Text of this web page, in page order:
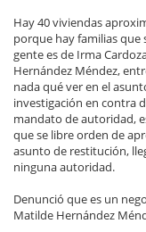
Hay 40 viviendas
porque hay familias que
gente es de Irma
Hernández Méndez,
nada qué ver en el
investigación en contra
mandato de autoridad,
que se libre orden de
asunto de restitución,
ninguna autoridad.
Denunció que es un
Matilde Hernández